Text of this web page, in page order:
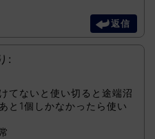
返信
:
てないと使い切ると途端沼
と1個しかなかったら使い